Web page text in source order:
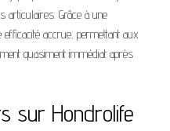
articulaires. Grâce à une
accrue, permettant aux
quasiment immédiat après
sur Hondrolife